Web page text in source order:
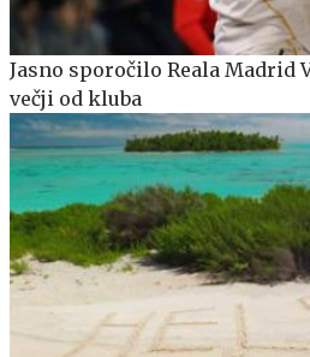
Jasno sporočilo Reala Madrid
večji od kluba